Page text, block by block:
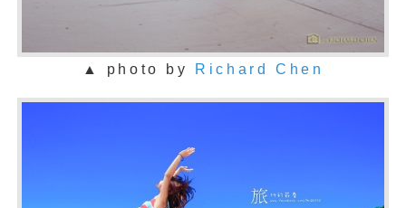
▲ photo by Richard Chen